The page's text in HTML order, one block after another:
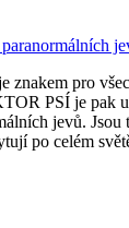
znakem pro
PSÍ je pak
jevů.
po celém